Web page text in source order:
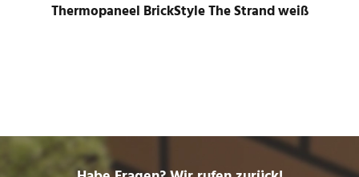
Thermopaneel BrickStyle The Strand weiß